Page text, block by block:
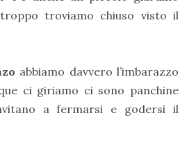
troviamo chiuso visto il
abbiamo davvero l’imbarazzo
ci giriamo ci sono panchine
a fermarsi e godersi il